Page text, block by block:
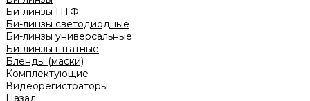
Би-линзы ПТФ
Би-линзы светодиодные
Би-линзы универсальные
Би-линзы штатные
Бленды (маски)
Комплектующие
Видеорегистраторы
Назад